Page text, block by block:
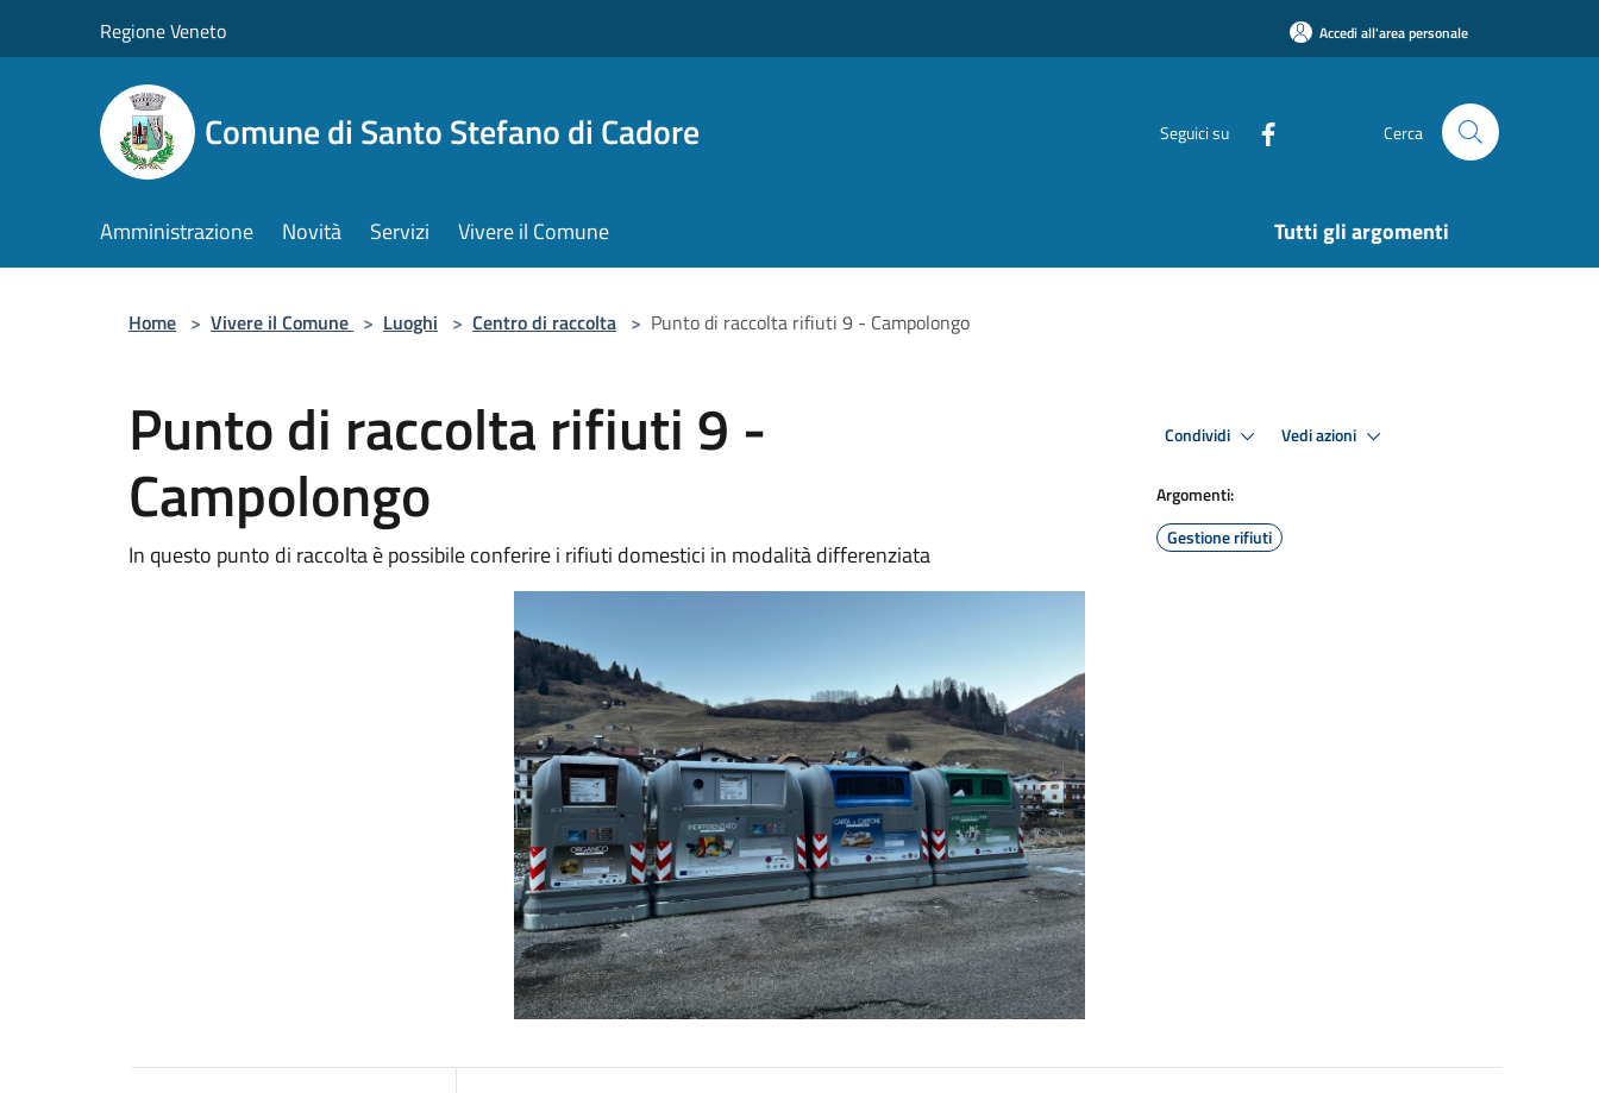
Regione Veneto Accedi all'area personale
Comune di Santo Stefano di Cadore Seguici su Cerca
Amministrazione Novità Servizi Vivere il Comune Tutti gli argomenti
Home > Vivere il Comune > Luoghi > Centro di raccolta > Punto di raccolta rifiuti 9 - Campolongo
Punto di raccolta rifiuti 9 -
Campolongo
In questo punto di raccolta è possibile conferire i rifiuti domestici in modalità differenziata
Condividi Vedi azioni
Argomenti:
Gestione rifiuti